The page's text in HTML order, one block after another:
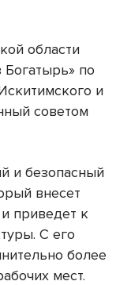
области
по
и
советом
и безопасный
внесет
приведет к
С его
более
мест.